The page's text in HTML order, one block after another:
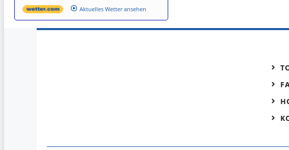
Aktuelles Wetter ansehen